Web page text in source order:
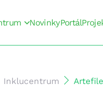
NovinkyPortál
Inklucentrum